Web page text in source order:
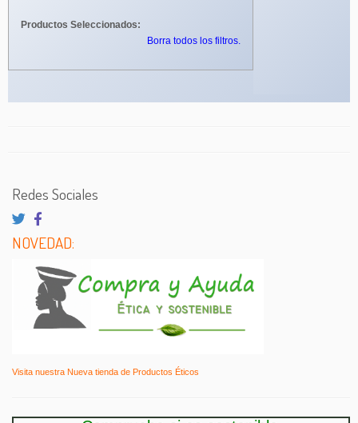
Productos Seleccionados:
Borra todos los filtros.
Redes Sociales
NOVEDAD:
Visita nuestra Nueva tienda de Productos Éticos